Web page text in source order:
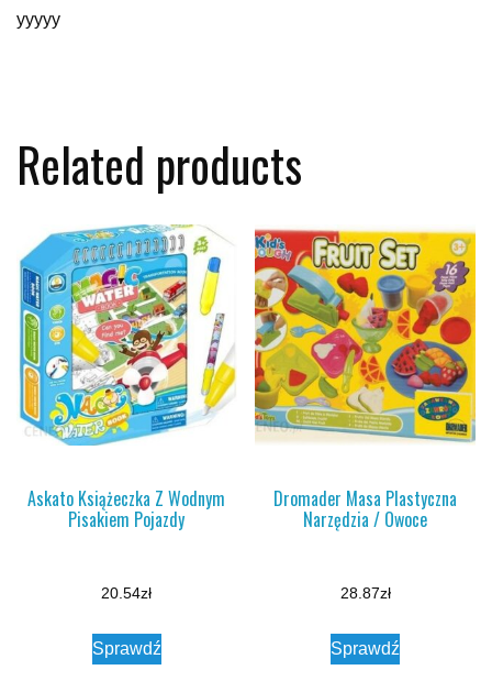
yyyyy
Related products
Askato Książeczka Z Wodnym
Pisakiem Pojazdy
20.54zł
Sprawdź
Dromader Masa Plastyczna
Narzędzia / Owoce
28.87zł
Sprawdź